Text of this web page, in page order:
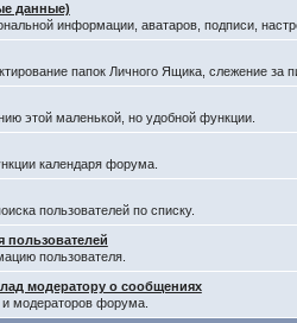
данные)
информации, аватаров, подписи,
папок Личного Ящика, слежение за
этой маленькой, но удобной функции.
календаря форума.
пользователей по списку.
пользователя.
модератору о сообщениях
и модераторов форума.